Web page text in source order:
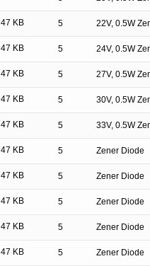
47 KB 5 22V, 0.5W
47 KB 5 24V, 0.5W
47 KB 5 27V, 0.5W
47 KB 5 30V, 0.5W
47 KB 5 33V, 0.5W
47 KB 5 Zener Diode
47 KB 5 Zener Diode
47 KB 5 Zener Diode
47 KB 5 Zener Diode
47 KB 5 Zener Diode